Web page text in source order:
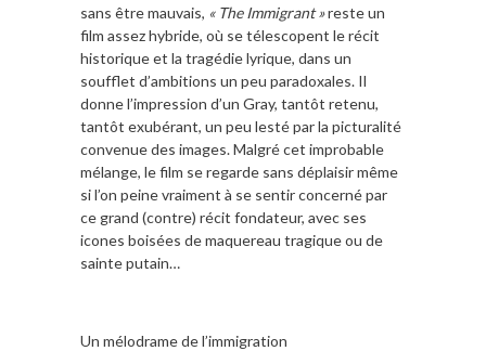
sans être mauvais, « The Immigrant »reste un
film assez hybride, où se télescopent le récit
historique et la tragédie lyrique, dans un
soufflet d’ambitions un peu paradoxales. Il
donne l’impression d’un Gray, tantôt retenu,
tantôt exubérant, un peu lesté par la picturalité
convenue des images. Malgré cet improbable
mélange, le film se regarde sans déplaisir même
si l’on peine vraiment à se sentir concerné par
ce grand (contre) récit fondateur, avec ses
icones boisées de maquereau tragique ou de
sainte putain…
Un mélodrame de l’immigration